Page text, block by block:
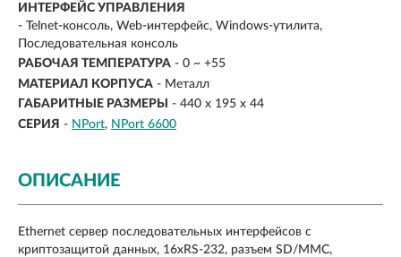
ИНТЕРФЕЙС УПРАВЛЕНИЯ
- Telnet-консоль, Web-интерфейс, Windows-утилита,
Последовательная консоль
РАБОЧАЯ ТЕМПЕРАТУРА - 0 ~ +55
МАТЕРИАЛ КОРПУСА - Металл
ГАБАРИТНЫЕ РАЗМЕРЫ
- 440 х 195 х 44
СЕРИЯ - NPort NPort 6600
ОПИСАНИЕ
Ethernet сервер последовательных интерфейсов c
криптозащитой данных, 16xRS-232, разъем SD/MMC,